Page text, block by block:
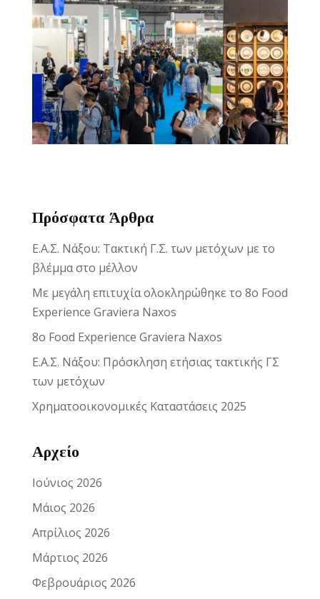
Πρόσφατα Άρθρα
Ε.Α.Σ. Νάξου: Τακτική Γ.Σ. των μετόχων με το
βλέμμα στο μέλλον
Με μεγάλη επιτυχία ολοκληρώθηκε το 8ο Food
Experience Graviera Naxos
8ο Food Experience Graviera Naxos
Ε.Α.Σ. Νάξου: Πρόσκληση ετήσιας τακτικής ΓΣ
των μετόχων
Χρηματοοικονομικές Καταστάσεις 2025
Αρχείο
Ιούνιος 2026
Μάιος 2026
Απρίλιος 2026
Μάρτιος 2026
Φεβρουάριος 2026